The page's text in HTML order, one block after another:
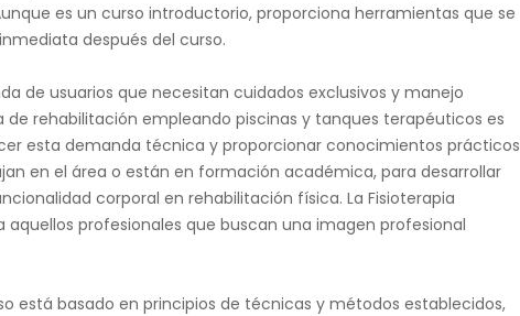
es un curso introductorio, proporciona herramientas que se
después del curso.
de usuarios que necesitan cuidados exclusivos y manejo
de rehabilitación empleando piscinas y tanques terapéuticos es
esta demanda técnica y proporcionar conocimientos prácticos
en el área o están en formación académica, para desarrollar
corporal en rehabilitación física. La Fisioterapia
profesionales que buscan una imagen profesional
está basado en principios de técnicas y métodos establecidos,